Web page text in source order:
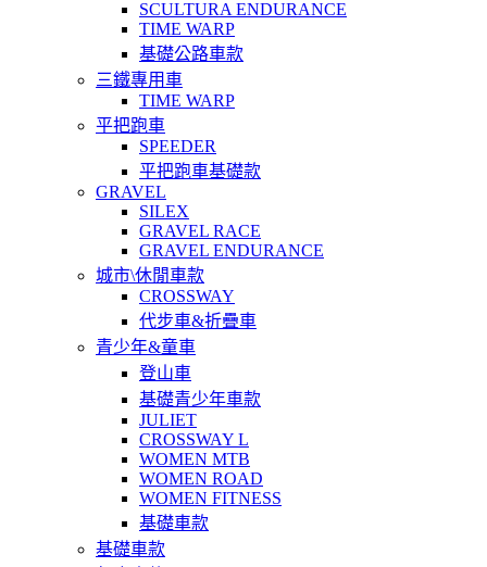
SCULTURA ENDURANCE
TIME WARP
基礎公路車款
三鐵專用車
TIME WARP
平把跑車
SPEEDER
平把跑車基礎款
GRAVEL
SILEX
GRAVEL RACE
GRAVEL ENDURANCE
城市\休閒車款
CROSSWAY
代步車&折疊車
青少年&童車
登山車
基礎青少年車款
JULIET
CROSSWAY L
WOMEN MTB
WOMEN ROAD
WOMEN FITNESS
基礎車款
基礎車款